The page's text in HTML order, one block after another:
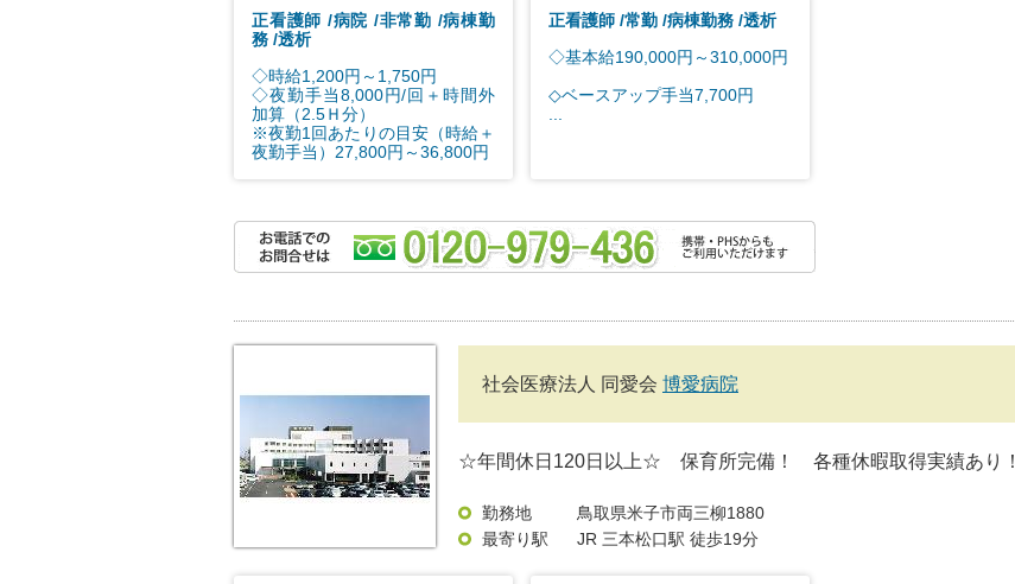
正看護師 病院 非常勤
病棟勤
務 透析
◇時給1,200円～1,750円
◇夜勤手当8,000円/回＋時間外
加算（2.5Ｈ分）
※夜勤1回あたりの目安（時給＋
夜勤手当）27,800円～36,800円
正看護師 常勤 病棟勤務 透析
◇基本給190,000円～310,000円
◇ベースアップ手当7,700円
社会医療法人 同愛会 博愛病院
☆年間休日120日以上☆ 保育所完備！ 各種休暇取得実績あり！
勤務地
鳥取県米子市両三柳1880
最寄り駅
JR 三本松口駅 徒歩19分